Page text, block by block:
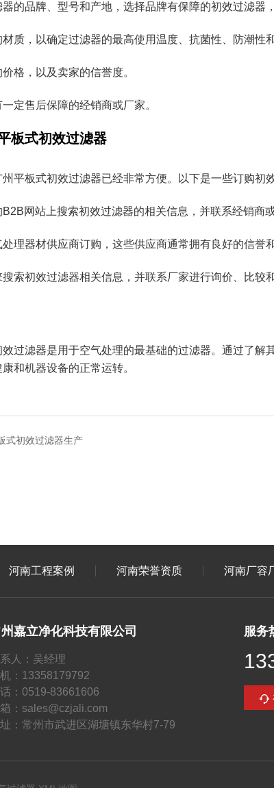
的品牌、型号和产地，选择品牌有保障的初效过滤器
质，以确定过滤器的最高使用温度、抗菌性、防潮性
格，以及卖家的信誉度。
定售后保障的经销商或厂家。
板式初效过滤器
州平板式初效过滤器已经非常方便。以下是一些订购初
网站上搜索初效过滤器的相关信息，并联系经销商
理器材供应商订购，这些供应商通常拥有良好的信誉
索初效过滤器相关信息，并联系厂家进行询价、比较和
效过滤器是用于空气处理的最基础的过滤器。通过了
和机器设备的正常运转。
式初效过滤器生产
河南工程案例 河南荣誉资质 河南厂容
嘉立净化科技有限公司
人：吴经理
：13358179792
：0519-83661606
：sales@czjali.com
：常州市武进区湖塘镇东华村7-79
服务